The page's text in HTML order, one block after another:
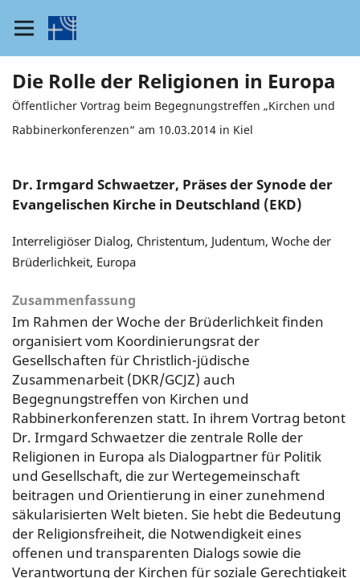
Die Rolle der Religionen in Europa
Öffentlicher Vortrag beim Begegnungstreffen „Kirchen und
Rabbinerkonferenzen“ am 10.03.2014 in Kiel
Dr. Irmgard Schwaetzer, Präses der Synode der
Evangelischen Kirche in Deutschland (EKD)
Interreligiöser Dialog, Christentum, Judentum, Woche der
Brüderlichkeit, Europa
Zusammenfassung
Im Rahmen der Woche der Brüderlichkeit finden
organisiert vom Koordinierungsrat der
Gesellschaften für Christlich-jüdische
Zusammenarbeit (DKR/GCJZ) auch
Begegnungstreffen von Kirchen und
Rabbinerkonferenzen statt. In ihrem Vortrag betont
Dr. Irmgard Schwaetzer die zentrale Rolle der
Religionen in Europa als Dialogpartner für Politik
und Gesellschaft, die zur Wertegemeinschaft
beitragen und Orientierung in einer zunehmend
säkularisierten Welt bieten. Sie hebt die Bedeutung
der Religionsfreiheit, die Notwendigkeit eines
offenen und transparenten Dialogs sowie die
Verantwortung der Kirchen für soziale Gerechtigkeit